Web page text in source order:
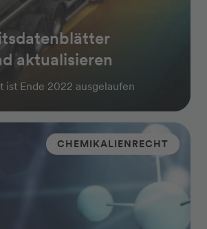
aktualisieren
ist Ende 2022 ausgelaufen
CHEMIKALIENRECHT